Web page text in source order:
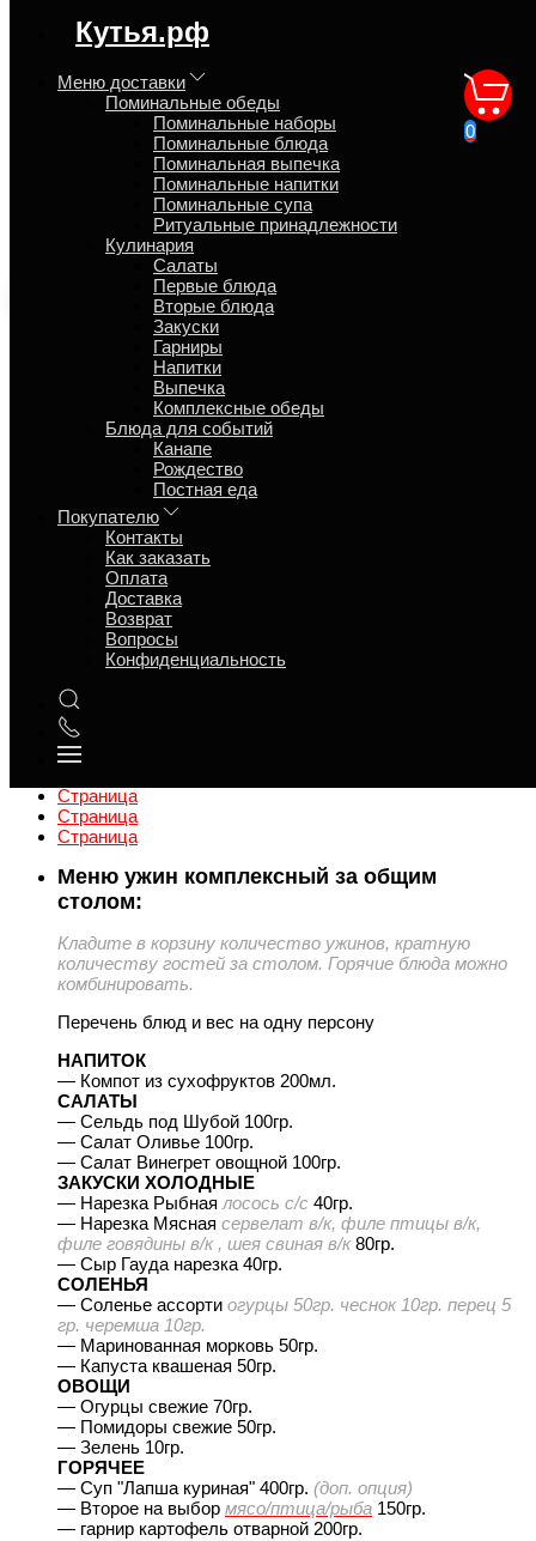
регион доставки:
Московская область
Кутья.рф
Меню доставки
Поминальные обеды
Поминальные наборы
Поминальные блюда
Поминальная выпечка
Поминальные напитки
Поминальные супа
Ритуальные принадлежности
Кулинария
Салаты
Первые блюда
Вторые блюда
Закуски
Гарниры
Напитки
Выпечка
Комплексные обеды
Блюда для событий
Канапе
Рождество
Постная еда
Покупателю
Контакты
Как заказать
Оплата
Доставка
Возврат
Вопросы
Конфиденциальность
0
Ужин комплексный за
общим столом
Комплексные обеды
Комплектом дешевле
Напиток Каркаде (бутылка 1 л.) - 1 шт
Салат оливье (классический) - 1 шт
Котлета куриная жареная (Гречка отварная) - 5 шт
Суп лапша - 5 шт
Обзор
Характеристики
Страница
Страница
Страница
Меню ужин комплексный за общим
столом:
Кладите в корзину количество ужинов, кратную
количеству гостей за столом. Горячие блюда можно
комбинировать.
Перечень блюд и вес на одну персону
НАПИТОК
— Компот из сухофруктов 200мл.
САЛАТЫ
— Сельдь под Шубой 100гр.
— Салат Оливье 100гр.
— Салат Винегрет овощной 100гр.
ЗАКУСКИ ХОЛОДНЫЕ
— Нарезка Рыбная лосось с/с 40гр.
— Нарезка Мясная сервелат в/к, филе птицы в/к,
филе говядины в/к , шея свиная в/к 80гр.
— Сыр Гауда нарезка 40гр.
СОЛЕНЬЯ
— Соленье ассорти огурцы 50гр. чеснок 10гр. перец 5
гр. черемша 10гр.
— Маринованная морковь 50гр.
— Капуста квашеная 50гр.
ОВОЩИ
— Огурцы свежие 70гр.
— Помидоры свежие 50гр.
— Зелень 10гр.
ГОРЯЧЕЕ
— Суп "Лапша куриная" 400гр. (доп. опция)
— Второе на выбор мясо/птица/рыба 150гр.
— гарнир картофель отварной 200гр.